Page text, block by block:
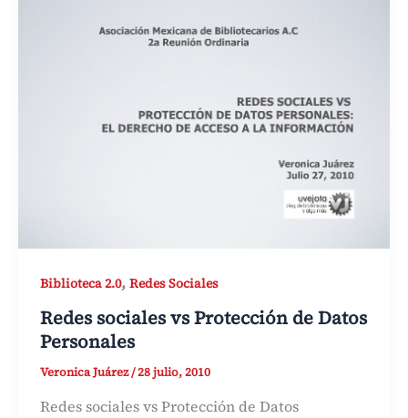
Biblioteca 2.0, Redes Sociales
Redes sociales vs Protección de Datos
Personales
Veronica Juárez/28 julio, 2010
Redes sociales vs Protección de Datos